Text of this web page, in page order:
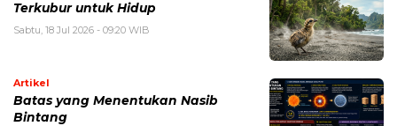
Terkubur untuk Hidup
Sabtu, 18 Jul 2026 - 09:20 WIB
Artikel
Batas yang Menentukan Nasib
Bintang